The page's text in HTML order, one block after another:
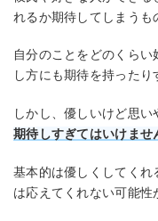
れるか期待してしまうも
自分のことをどのくら
し方にも期待を持ったり
しかし、優しいけど思い
期待しすぎてはいけませ
基本的は優しくしてくれ
は応えてくれない可能性